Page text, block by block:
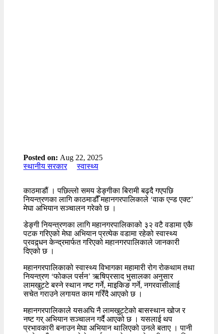
Posted on: Aug 22, 2025
स्थानीय सरकार
स्वास्थ्य
काठमाडौ‌ं । पछिल्लो समय डेङ्गीका बिरामी बढ्दै गएपछि
नियन्त्रणका लागि काठमाडौँ महानगरपालिकाले ‘वाक एन्ड एक्ट’
मेघा अभियान सञ्चालन गरेको छ ।
डेङ्गी नियन्त्रणका लागि महानगरपालिकाको ३२ वटै वडामा एकै
पटक गरिएको मेघा अभियान प्रत्येक वडामा रहेको स्वास्थ्य
प्रवद्र्धन केन्द्रमार्फत गरिएको महानगरपालिकाले जानकारी
दिएको छ ।
महानगरपालिकाको स्वास्थ्य विभागका महामारी रोग रोकथाम तथा
नियन्त्रण ‘फोकल पर्सन’ ऋषिप्रसाद भुसालका अनुसार
लामखुट्टे बस्ने स्थान नष्ट गर्ने, माइकिङ गर्ने, नगरवासीलाई
सचेत गराउने लगायत काम गरिँदै आएको छ ।
महानगरपालिकाले यसअघि नै लामखुट्टेको बासस्थान खोज र
नष्ट गर् अभियान सञ्चालन गर्दै आएको छ । यसलाई थप
प्रभावकारी बनाउन मेघा अभियान थालिएको उनले बताए । पानी